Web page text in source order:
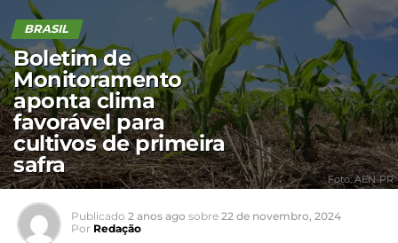
BRASIL
Boletim de
Monitoramento
aponta clima
favorável para
cultivos de primeira
safra
Foto: AEN-PR
Publicado 2 anos ago sobre 22 de novembro, 2024
Por Redação